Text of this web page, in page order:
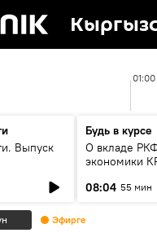
01:00
Выпуск
Будь в курсе
О вкладе
экономики
08:04 55 мин
Эфирге